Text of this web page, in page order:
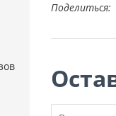
Поделиться: